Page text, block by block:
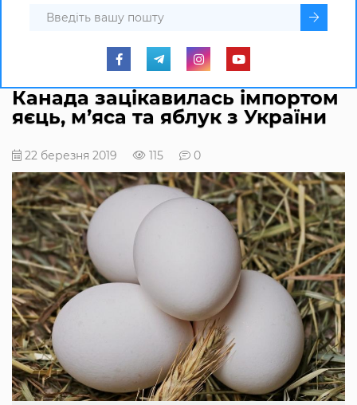
Канада зацікавилась імпортом
яєць, м’яса та яблук з України
22 березня 2019 115 0